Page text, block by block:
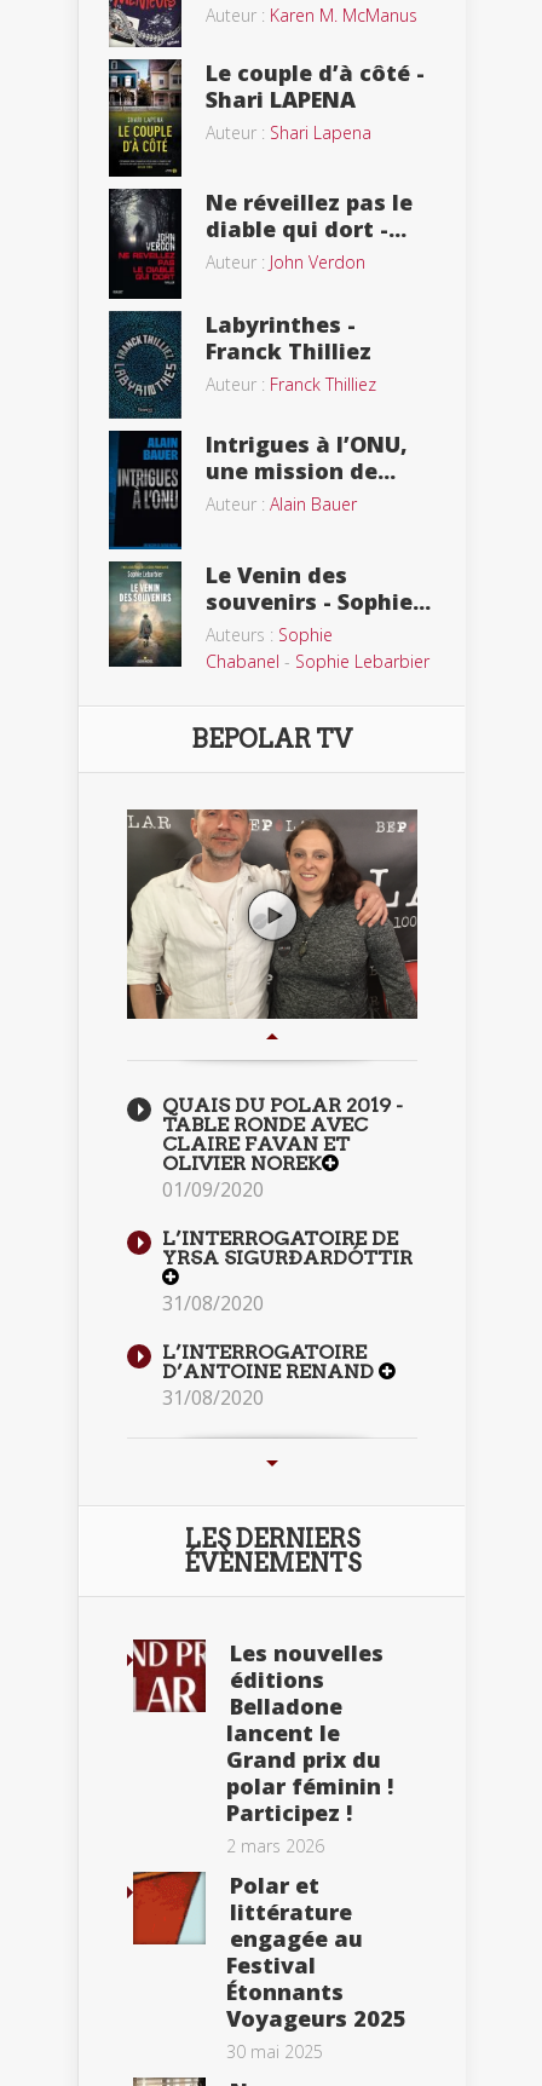
Auteur : Karen M. McManus
Le couple d’à côté -
Shari LAPENA
Auteur : Shari Lapena
Ne réveillez pas le
diable qui dort -...
Auteur : John Verdon
Labyrinthes -
Franck Thilliez
Auteur : Franck Thilliez
Intrigues à l’ONU,
une mission de...
Auteur : Alain Bauer
Le Venin des
souvenirs - Sophie...
Auteurs : Sophie
Chabanel - Sophie Lebarbier
BEPOLAR TV
QUAIS DU POLAR 2019 -
TABLE RONDE AVEC
CLAIRE FAVAN ET
OLIVIER NOREK
01/09/2020
L’INTERROGATOIRE DE
YRSA SIGURÐARDÓTTIR
31/08/2020
L’INTERROGATOIRE
D’ANTOINE RENAND
31/08/2020
LES DERNIERS
ÉVÈNEMENTS
Les nouvelles
éditions
Belladone
lancent le
Grand prix du
polar féminin !
Participez !
2 mars 2026
Polar et
littérature
engagée au
Festival
Étonnants
Voyageurs 2025
30 mai 2025